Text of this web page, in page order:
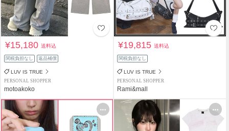
¥15,180送料込
関税負担なし 返品補償
LUV IS TRUE
PERSONAL SHOPPER
motoakoko
¥19,815送料込
関税負担なし
LUV IS TRUE
PERSONAL SHOPPER
Rami&mall